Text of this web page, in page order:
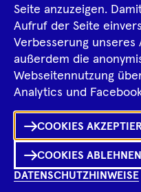
Seite anzuzeigen.
Aufruf der Seite
Verbesserung unseres
außerdem die
Webseitennutzung
Analytics und
COOKIES
COOKIES ABLEHNEN
DATENSCHUTZHINWEISE